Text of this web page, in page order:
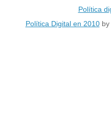
Política
Política Digital en 2010by